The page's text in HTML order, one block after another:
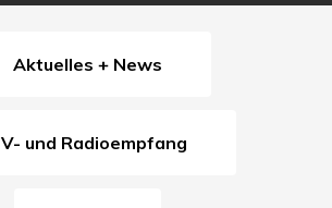
Aktuelles + News
TV- und Radioempfang